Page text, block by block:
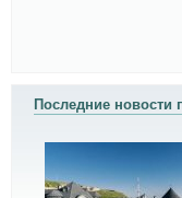
Последние новости